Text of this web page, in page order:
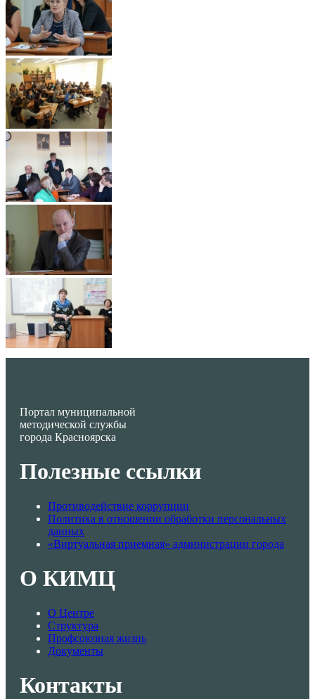
Портал муниципальной
методической службы
города Красноярска
Полезные ссылки
Противодействие коррупции
Политика в отношении обработки персональных
данных
«Виртуальная приемная» администрации города
О КИМЦ
О Центре
Структура
Профсоюзная жизнь
Документы
Контакты